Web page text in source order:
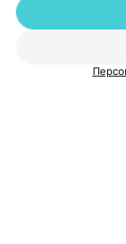
О проекте